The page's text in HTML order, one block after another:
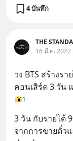
4 บันทึก
THE
16 มี.ค. 2022
วง BTS สร้างร
คอนเสิร์ต 3 วัน
1
3 วัน กับรายได้
จากการขายตั๋ว